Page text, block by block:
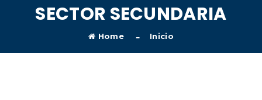
SECTOR SECUNDARIA
Home Inicio